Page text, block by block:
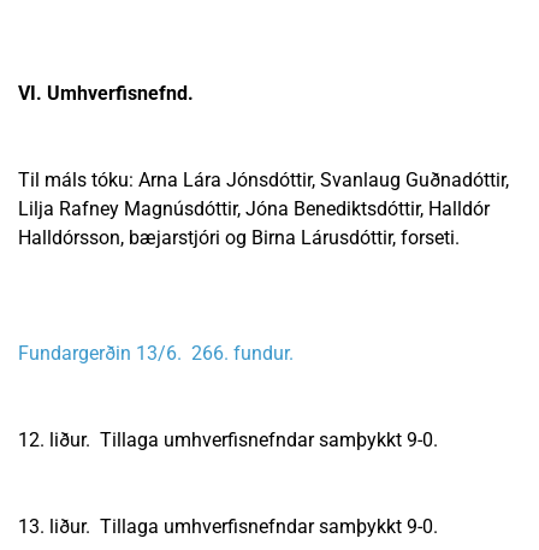
VI. Umhverfisnefnd.
Til máls tóku: Arna Lára Jónsdóttir, Svanlaug Guðnadóttir,
Lilja Rafney Magnúsdóttir, Jóna Benediktsdóttir, Halldór
Halldórsson, bæjarstjóri og Birna Lárusdóttir, forseti.
Fundargerðin 13/6. 266. fundur.
12. liður. Tillaga umhverfisnefndar samþykkt 9-0.
13. liður. Tillaga umhverfisnefndar samþykkt 9-0.